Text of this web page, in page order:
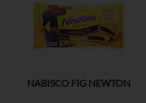
NABISCO FIG NEWTON